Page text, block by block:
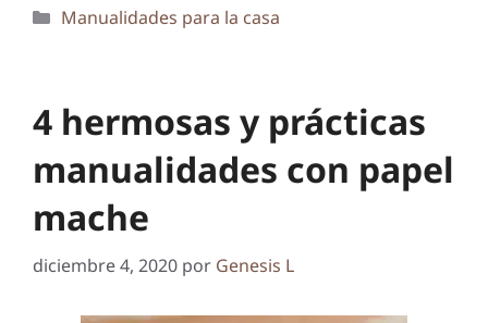
Categorías
Manualidades para la casa
4 hermosas y prácticas
manualidades con papel
mache
diciembre 4, 2020 por Genesis L